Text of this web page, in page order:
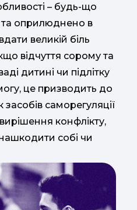
– будь-що
оприлюднено в
великій біль
відчуття сорому та
дитині чи підлітку
це призводить до
саморегуляції
конфлікту,
собі чи